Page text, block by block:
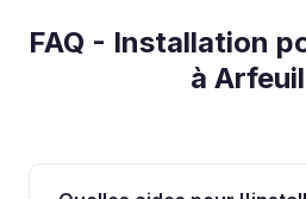
FAQ - Installation
à